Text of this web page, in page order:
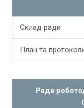
Склад ради
План та
Рада